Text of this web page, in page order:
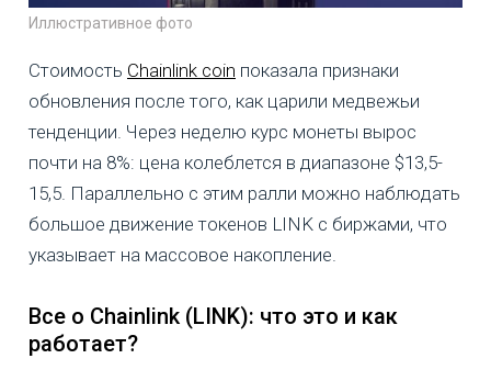
Иллюстративное фото
Стоимость Chainlink coin показала признаки
обновления после того, как царили медвежьи
тенденции. Через неделю курс монеты вырос
почти на 8%: цена колеблется в диапазоне $13,5-
15,5. Параллельно с этим ралли можно наблюдать
большое движение токенов LINK с биржами, что
указывает на массовое накопление.
Все о Chainlink (LINK): что это и как
работает?